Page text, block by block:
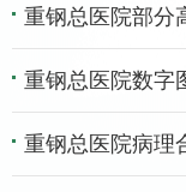
重钢总医院部分